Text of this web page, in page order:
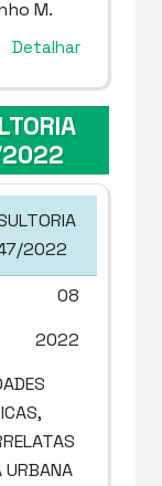
M.
Detalhar
2022
2022
08
2022
URBANA